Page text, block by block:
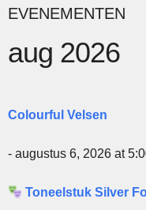
EVENEMENTEN
aug 2026
Colourful Velsen
- augustus 6, 2026 at
Toneelstuk Silver